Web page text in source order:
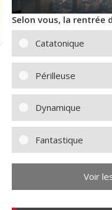
Selon vous, la rentrée
Catatonique
Périlleuse
Dynamique
Fantastique
Voir